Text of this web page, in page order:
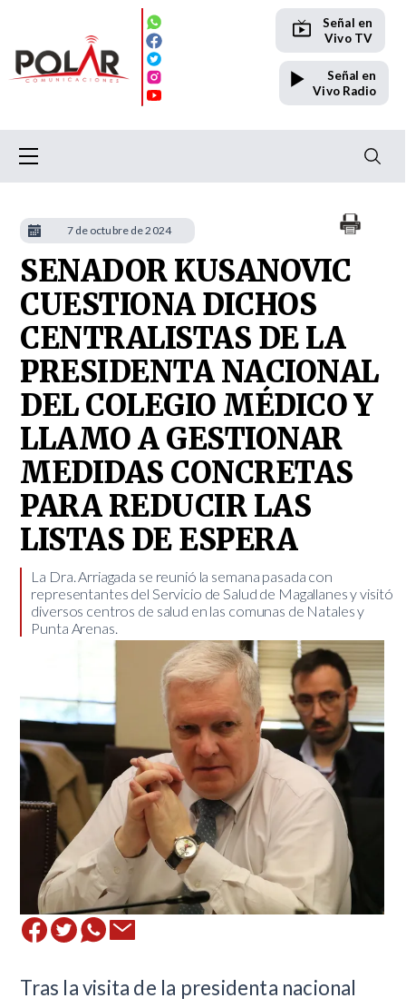
Señal en
Vivo TV
Señal en
Vivo Radio
SENADOR KUSANOVIC
CUESTIONA DICHOS
CENTRALISTAS DE LA
PRESIDENTA NACIONAL
DEL COLEGIO MÉDICO Y
LLAMO A GESTIONAR
MEDIDAS CONCRETAS
PARA REDUCIR LAS
LISTAS DE ESPERA
​La Dra. Arriagada se reunió la semana pasada con
representantes del Servicio de Salud de Magallanes y visitó
diversos centros de salud en las comunas de Natales y
Punta Arenas.
​Tras la visita de la presidenta nacional
7 de octubre de 2024